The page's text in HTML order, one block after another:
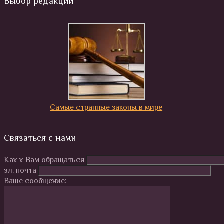
Самые странные законы в мире
Связаться с нами
Как к Вам обращаться
эл. почта
Ваше сообщение: